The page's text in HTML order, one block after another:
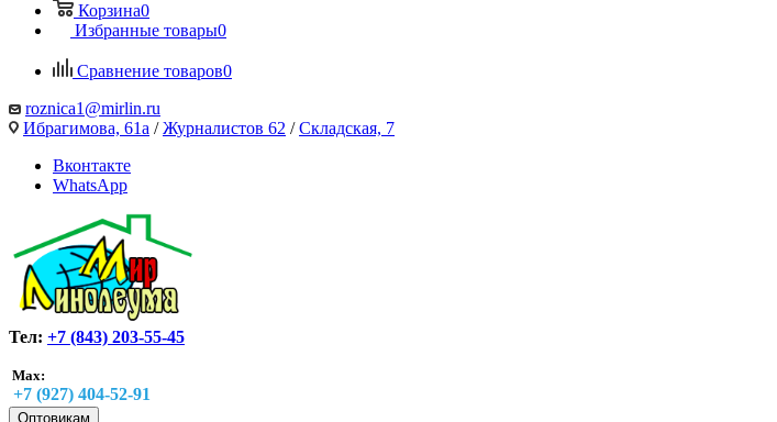
Корзина0
Избранные товары0
Сравнение товаров0
roznica1@mirlin.ru
Ибрагимова, 61а /Журналистов 62 /Складская, 7
Вконтакте
WhatsApp
Тел: +7 (843) 203-55-45
Max:
+7 (927) 404-52-91
Оптовикам